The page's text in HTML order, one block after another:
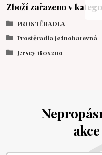
Zboží zařazeno v
PROSTĚRADLA
Prostěradla jednobarevná
Jersey 180x200